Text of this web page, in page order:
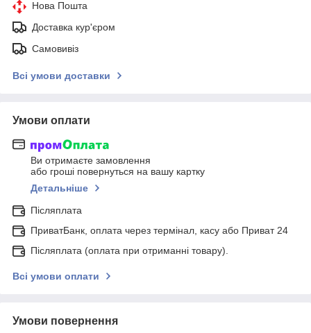
Нова Пошта
Доставка кур'єром
Самовивіз
Всі умови доставки
Умови оплати
Ви отримаєте замовлення
або гроші повернуться на вашу картку
Детальніше
Післяплата
ПриватБанк, оплата через термінал, касу або Приват 24
Післяплата (оплата при отриманні товару).
Всі умови оплати
Умови повернення